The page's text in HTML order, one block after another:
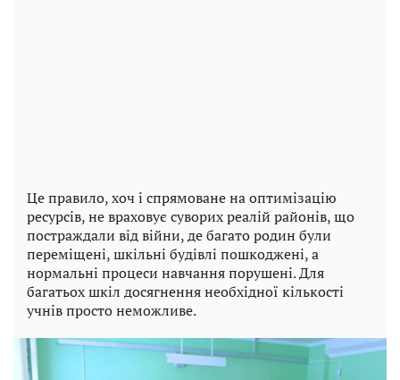
Це правило, хоч і спрямоване на оптимізацію
ресурсів, не враховує суворих реалій районів, що
постраждали від війни, де багато родин були
переміщені, шкільні будівлі пошкоджені, а
нормальні процеси навчання порушені. Для
багатьох шкіл досягнення необхідної кількості
учнів просто неможливе.